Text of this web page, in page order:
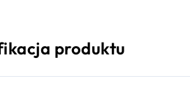
produktu